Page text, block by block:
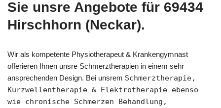
Sie unsre Angebote für 69434
Hirschhorn (Neckar).
Wir als kompetente Physiotherapeut & Krankengymnast
offerieren Ihnen unsre Schmerztherapien in einem sehr
ansprechenden Design. Bei unsrem Schmerztherapie,
Kurzwellentherapie & Elektrotherapie ebenso
wie chronische Schmerzen Behandlung,